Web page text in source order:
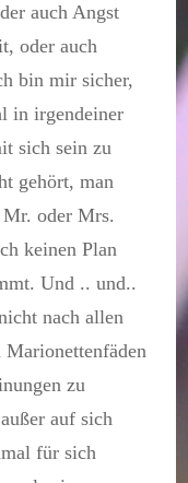
auch Angst
oder auch
bin mir sicher,
in irgendeiner
sich sein zu
gehört, man
oder Mrs.
keinen Plan
Und .. und..
nach allen
Marionettenfäden
zu
auf sich
für sich